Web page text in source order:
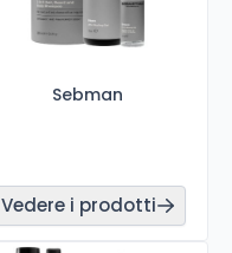
Sebman
Vedere i prodotti